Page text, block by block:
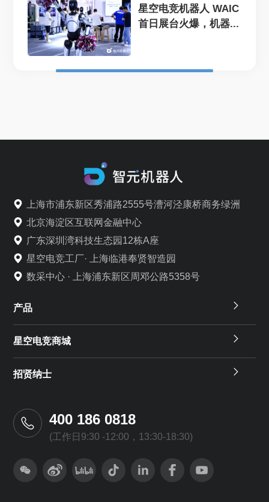
星空电竞机器人 WAIC
首日展台火爆，机器...
上海市浦东新区秀浦路2555号漕河泾康桥商务绿洲
北京海淀区互联网金融中心
广东深圳湾科技生态园12栋A座
星空电竞工厂· 上海临港奉贤智造园
数采中心 · 上海浦东新区周邓公路5358号
产品
星空电竞商城
招贤纳士
400 186 0818
(工作日9:30 -12:00，13:30-18:30)